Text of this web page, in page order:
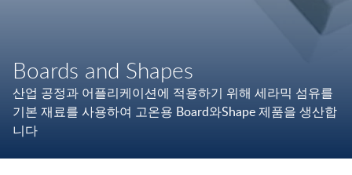
Boards and Shapes
산업 공정과 어플리케이션에 적용하기 위해 세라믹 섬유를
기본 재료를 사용하여 고온용 Board와Shape 제품을 생산합
니다